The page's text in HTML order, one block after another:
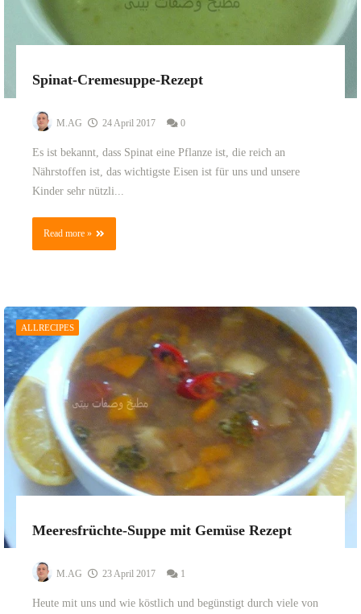
Spinat-Cremesuppe-Rezept
M.AG 24 April 2017 0
Es ist bekannt, dass Spinat eine Pflanze ist, die reich an
Nährstoffen ist, das wichtigste Eisen ist für uns und unsere
Kinder sehr nützli...
Read more »
ALLRECIPES
Meeresfrüchte-Suppe mit Gemüse Rezept
M.AG 23 April 2017 1
Heute mit uns und wie köstlich und begünstigt durch viele von